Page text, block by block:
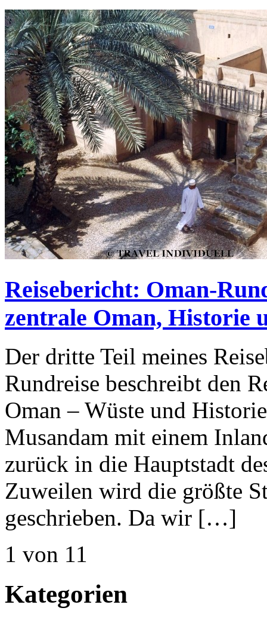
Reisebericht: Oman-
zentrale Oman, Historie
Der dritte Teil meines
Rundreise beschreibt den
Oman – Wüste und
Musandam mit einem
zurück in die Hauptstadt
Zuweilen wird die größte
geschrieben. Da wir […]
1 von 11
Kategorien